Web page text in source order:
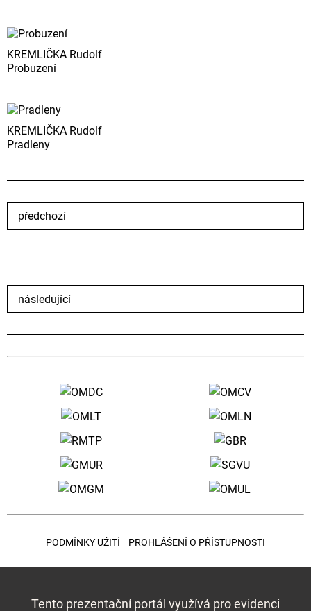
KREMLIČKA Rudolf
Probuzení
KREMLIČKA Rudolf
Pradleny
předchozí
následující
PODMÍNKY UŽITÍ PROHLÁŠENÍ O PŘÍSTUPNOSTI
Tento prezentační portál využívá pro evidenci